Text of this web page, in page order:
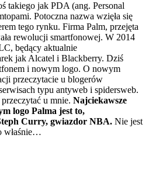
takiego jak PDA (ang. Personal
Potoczna nazwa wzięła się
tego rynku. Firma Palm, przejęta
rewolucji smartfonowej. W 2014
będący aktualnie
jak Alcatel i Blackberry. Dziś
i nowym logo. O nowym
przeczytacie u blogerów
typu antyweb i spidersweb.
u mnie. Najciekawsze
logo Palma jest to,
Curry, gwiazdor NBA. Nie jest
właśnie…